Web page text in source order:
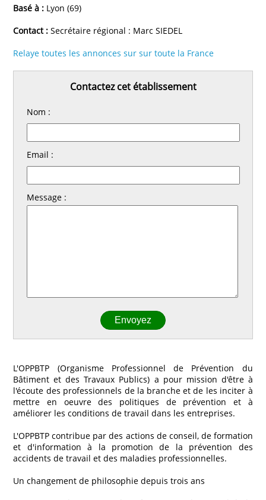
Basé à : Lyon (69)
Contact : Secrétaire régional : Marc SIEDEL
Relaye toutes les annonces sur sur toute la France
Contactez cet établissement
Nom :
Email :
Message :
L'OPPBTP (Organisme Professionnel de Prévention du
Bâtiment et des Travaux Publics) a pour mission d'être à
l'écoute des professionnels de la branche et de les inciter à
mettre en oeuvre des politiques de prévention et à
améliorer les conditions de travail dans les entreprises.
L'OPPBTP contribue par des actions de conseil, de formation
et d'information à la promotion de la prévention des
accidents de travail et des maladies professionnelles.
Un changement de philosophie depuis trois ans